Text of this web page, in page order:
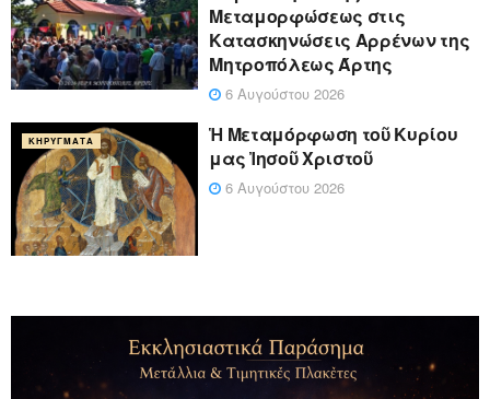
Μεταμορφώσεως στις
Κατασκηνώσεις Αρρένων της
Μητροπόλεως Άρτης
6 Αυγούστου 2026
ΚΗΡΎΓΜΑΤΑ
Ἡ Μεταμόρφωση τοῦ Κυρίου
μας Ἰησοῦ Χριστοῦ
6 Αυγούστου 2026